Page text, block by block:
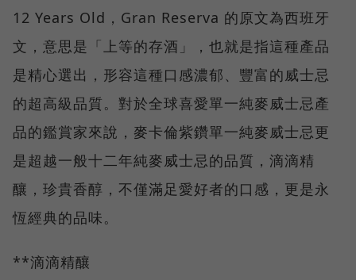
12 Years Old，Gran Reserva 的原文為西班牙
文，意思是「上等的存酒」，也就是指這種產品
是精心選出，形容這種口感濃郁、豐富的威士忌
的超高級品質。對於全球喜愛單一純麥威士忌產
品的鑑賞家來說，麥卡倫紫鑽單一純麥威士忌更
是超越一般十二年純麥威士忌的品質，滴滴精
釀，珍貴香醇，不僅滿足愛好者的口感，更是永
恆經典的品味。
**滴滴精釀